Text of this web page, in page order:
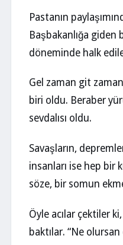
Pastanın
Başbakanlığa giden
döneminde halk
Gel zaman git
biri oldu. Beraber
sevdalısı oldu.
Savaşların,
insanları ise hep bir
söze, bir somun
Öyle acılar çektiler
baktılar. “Ne